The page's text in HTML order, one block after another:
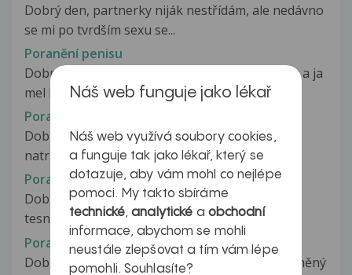
Dobrý den, partnerky niják nestřídám, ale nedávno
se mi po tvrdším sexu se...
Poranění penisu
Dobry den, zkouseli sme s pritelkyni analni sex a ja
mel kondom a asi jak to...
Poranění penisu
Dobrý den. Při pohlavním styku si můj přítel
natrhl(nebo mu naprasknula) uzdička.Po...
Poranění penisu nehty
Dobrý den, přítelkyně mi nehty poranila penis
tesně pod žaludem. To jsem zvládl...
Poranění penisu při sexu
Dobrý den, před několika dny jsem měl nechráněný
Náš web funguje jako lékař
Náš web využívá soubory cookies,
a funguje tak jako lékař, který se
dotazuje, aby vám mohl co nejlépe
pomoci. My takto sbíráme
technické,analytické a obchodní
informace, abychom se mohli
neustále zlepšovat a tím vám lépe
pomohli. Souhlasíte?